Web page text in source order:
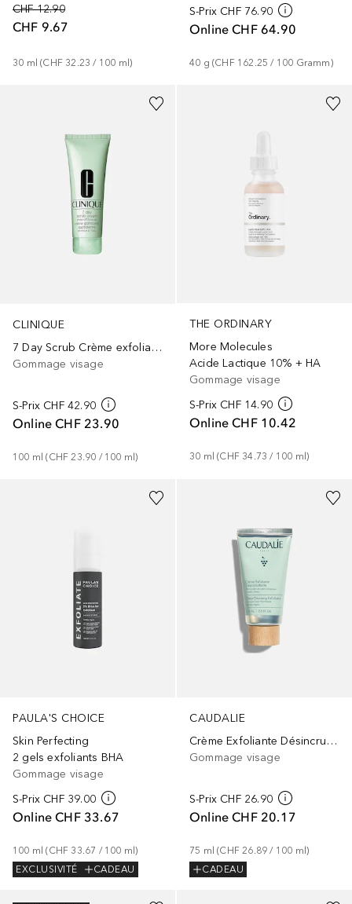
CHF 12.90
CHF 9.67
30 ml (CHF 32.23 / 100 ml)
S-Prix CHF 76.90
Online CHF 64.90
40 g (CHF 162.25 / 100 Gramm)
CLINIQUE
7 Day Scrub Crème exfoliante soluble
Gommage visage
S-Prix CHF 42.90
Online CHF 23.90
100 ml (CHF 23.90 / 100 ml)
THE ORDINARY
More Molecules
Acide Lactique 10% + HA
Gommage visage
S-Prix CHF 14.90
Online CHF 10.42
30 ml (CHF 34.73 / 100 ml)
PAULA'S CHOICE
Skin Perfecting
2 gels exfoliants BHA
Gommage visage
S-Prix CHF 39.00
Online CHF 33.67
100 ml (CHF 33.67 / 100 ml)
EXCLUSIVITÉ
CADEAU
CAUDALIE
Crème Exfoliante Désincrustante
Gommage visage
S-Prix CHF 26.90
Online CHF 20.17
75 ml (CHF 26.89 / 100 ml)
CADEAU